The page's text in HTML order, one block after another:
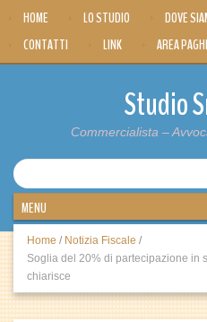
HOME LO STUDIO DOVE
CONTATTI
LINK AREA
Studio
Commercialista –
Home / Notizia Fiscale /
Soglia del 20% di partecipazione in
chiarisce